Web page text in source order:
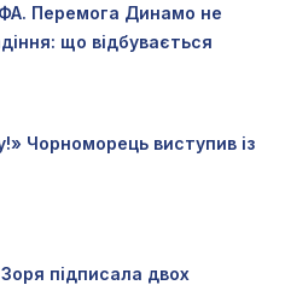
Перемога Динамо не
що відбувається
Чорноморець виступив із
підписала двох